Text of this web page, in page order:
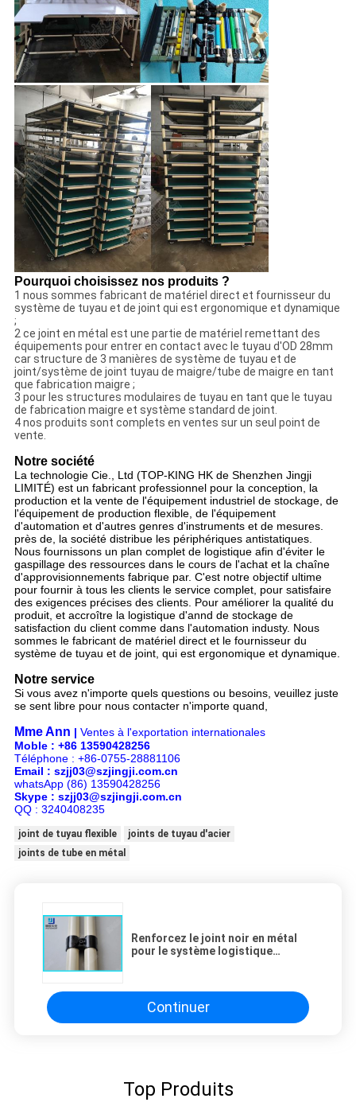
Pourquoi choisissez nos produits ?
1 nous sommes fabricant de matériel direct et fournisseur du
système de tuyau et de joint qui est ergonomique et dynamique
;
2 ce joint en métal est une partie de matériel remettant des
équipements pour entrer en contact avec le tuyau d'OD 28mm
car structure de 3 manières de système de tuyau et de
joint/système de joint tuyau de maigre/tube de maigre en tant
que fabrication maigre ;
3 pour les structures modulaires de tuyau en tant que le tuyau
de fabrication maigre et système standard de joint.
4 nos produits sont complets en ventes sur un seul point de
vente.
Notre société
La technologie Cie., Ltd (TOP-KING HK de Shenzhen Jingji
LIMITÉ) est un fabricant professionnel pour la conception, la
production et la vente de l'équipement industriel de stockage, de
l'équipement de production flexible, de l'équipement
d'automation et d'autres genres d'instruments et de mesures.
près de, la société distribue les périphériques antistatiques.
Nous fournissons un plan complet de logistique afin d'éviter le
gaspillage des ressources dans le cours de l'achat et la chaîne
d'approvisionnements fabrique par. C'est notre objectif ultime
pour fournir à tous les clients le service complet, pour satisfaire
des exigences précises des clients. Pour améliorer la qualité du
produit, et accroître la logistique d'annd de stockage de
satisfaction du client comme dans l'automation industy. Nous
sommes le fabricant de matériel direct et le fournisseur du
système de tuyau et de joint, qui est ergonomique et dynamique.
Notre service
Si vous avez n'importe quels questions ou besoins, veuillez juste
se sent libre pour nous contacter n'importe quand,
Mme Ann | Ventes à l'exportation internationales
Moble : +86 13590428256
Téléphone : +86-0755-28881106
Email : szjj03@szjingji.com.cn
whatsApp (86) 13590428256
Skype : szjj03@szjingji.com.cn
QQ : 3240408235
joint de tuyau flexible
joints de tuyau d'acier
joints de tube en métal
Renforcez le joint noir en métal
pour le système logistique
Continuer
Top Produits